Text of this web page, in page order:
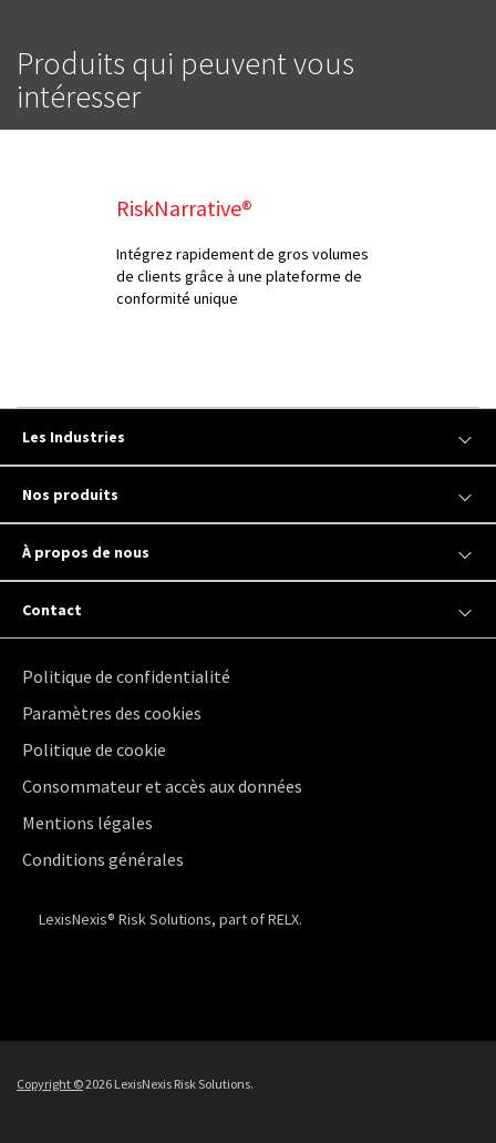
Produits qui peuvent vous
intéresser
RiskNarrative®
Intégrez rapidement de gros volumes
de clients grâce à une plateforme de
conformité unique
Les Industries
Nos produits
À propos de nous
Contact
Politique de confidentialité
Paramètres des cookies
Politique de cookie
Consommateur et accès aux données
Mentions légales
Conditions générales
LexisNexis® Risk Solutions, part of RELX.
Copyright ©2026 LexisNexis Risk Solutions.